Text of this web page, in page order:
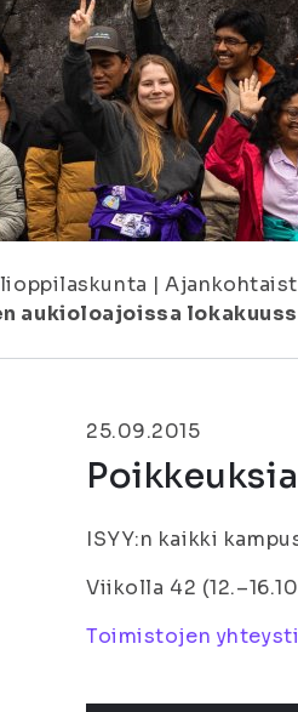
|
aukioloajoissa
25.09.2015
ISYY:n kaikki
Viikolla 42
Toimistojen